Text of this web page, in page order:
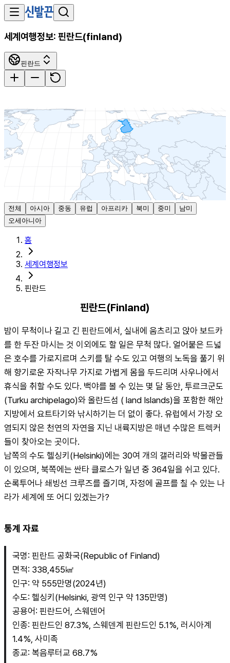
세계여행정보: 핀란드(finland)
핀란드
전체 아시아 중동 유럽 아프리카 북미 중미
남미
오세아니아
홈
세계여행정보
핀란드
핀란드(Finland)
밤이 무척이나 길고 긴 핀란드에서, 실내에 움츠리고 앉아 보드카
를 한 두잔 마시는 것 이외에도 할 일은 무척 많다. 얼어붙은 드넓
은 호수를 가로지르며 스키를 탈 수도 있고 여행의 노독을 풀기 위
해 향기로운 자작나무 가지로 가볍게 몸을 두드리며 사우나에서
휴식을 취할 수도 있다. 백야를 볼 수 있는 몇 달 동안, 투르크군도
(Turku archipelago)와 올란드섬 ( land Islands)을 포함한 해안
지방에서 요트타기와 낚시하기는 더 없이 좋다. 유럽에서 가장 오
염되지 않은 천연의 자연을 지닌 내륙지방은 매년 수많은 트렉커
들이 찾아오는 곳이다.
남쪽의 수도 헬싱키(Helsinki)에는 30여 개의 갤러리와 박물관들
이 있으며, 북쪽에는 싼타 클로스가 일년 중 364일을 쉬고 있다.
순록투어나 쇄빙선 크루즈를 즐기며, 자정에 골프를 칠 수 있는 나
라가 세계에 또 어디 있겠는가?
통계 자료
국명: 핀란드 공화국(Republic of Finland)
면적: 338,455㎢
인구: 약 555만명(2024년)
수도: 헬싱키(Helsinki, 광역 인구 약 135만명)
공용어: 핀란드어, 스웨덴어
인종: 핀란드인 87.3%, 스웨덴계 핀란드인 5.1%, 러시아계
1.4%, 사미족
종교: 복음루터교 68.7%